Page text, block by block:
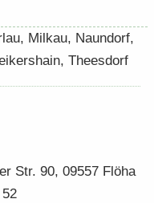
Mil­kau, Naun­dorf,
Thees­dorf
Str. 90, 09557 Flöha